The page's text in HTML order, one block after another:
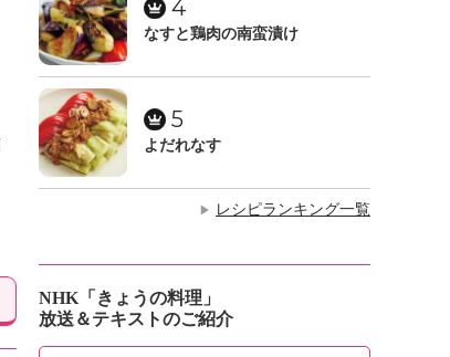
4
なすと鶏肉の南蛮漬け
5
よだれなす
▶ レシピランキング一覧
NHK「きょうの料理」
放送＆テキストのご紹介